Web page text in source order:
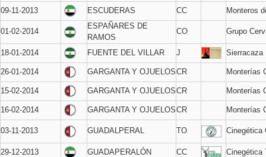
09-11-2013 ESCUDERAS CC Monteros
01-02-2014
ESPAÑARES DE
RAMOS
CO Grupo
18-01-2014 FUENTE DEL VILLAR J Sierracaza
26-01-2014 GARGANTA Y OJUELOSCR Monterías
15-02-2014 GARGANTA Y OJUELOSCR Monterías
16-02-2014 GARGANTA Y OJUELOSCR Monterías
03-11-2013 GUADALPERAL TO Cinegética
29-12-2013 GUADAPERALÓN CC Cinegética